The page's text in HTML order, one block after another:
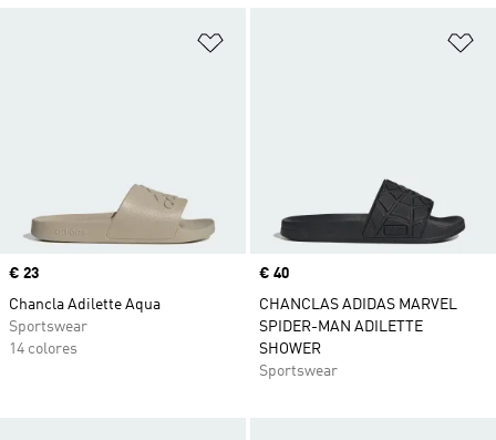
Precio
€ 23
Chancla Adilette Aqua
Sportswear
14 colores
Precio
€ 40
CHANCLAS ADIDAS MARVEL
SPIDER-MAN ADILETTE
SHOWER
Sportswear